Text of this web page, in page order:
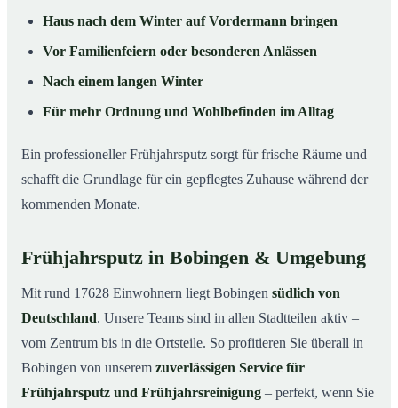
Haus nach dem Winter auf Vordermann bringen
Vor Familienfeiern oder besonderen Anlässen
Nach einem langen Winter
Für mehr Ordnung und Wohlbefinden im Alltag
Ein professioneller Frühjahrsputz sorgt für frische Räume und
schafft die Grundlage für ein gepflegtes Zuhause während der
kommenden Monate.
Frühjahrsputz in Bobingen & Umgebung
Mit rund 17628 Einwohnern liegt Bobingen südlich von
Deutschland. Unsere Teams sind in allen Stadtteilen aktiv –
vom Zentrum bis in die Ortsteile. So profitieren Sie überall in
Bobingen von unserem zuverlässigen Service für
Frühjahrsputz und Frühjahrsreinigung – perfekt, wenn Sie